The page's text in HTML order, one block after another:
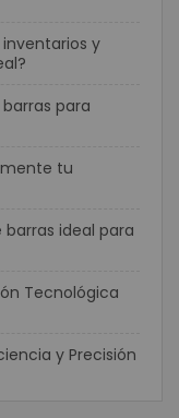
y
para
tu
ideal para
Tecnológica
y Precisión